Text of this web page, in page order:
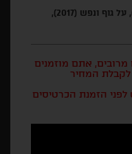
פילמוגרפיה: סיפורה של אשתי (2021), על גוף ונפש (2017),
אתם מוזמנים
לקבלת המחיר
הזמנת הכרטיסים